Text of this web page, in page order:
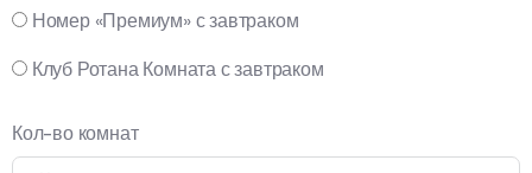
Номер «Премиум» с завтраком
Клуб Ротана Комната с завтраком
Кол-во комнат